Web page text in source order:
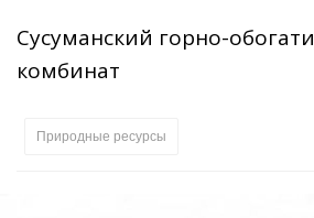
Сусуманский горно-
комбинат
Природные ресурсы